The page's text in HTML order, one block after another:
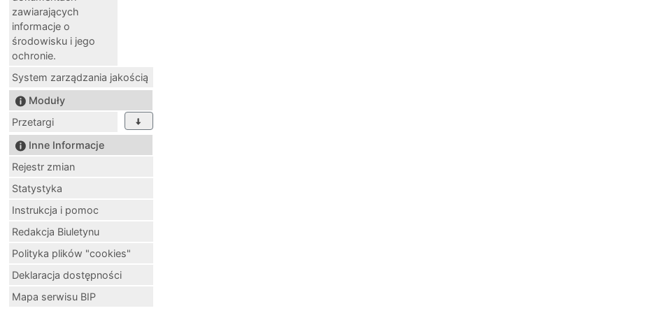
zawiarających
informacje o
środowisku i jego
ochronie.
System zarządzania jakością
Moduły
Przetargi
Inne Informacje
Rejestr zmian
Statystyka
Instrukcja i pomoc
Redakcja Biuletynu
Polityka plików "cookies"
Deklaracja dostępności
Mapa serwisu BIP